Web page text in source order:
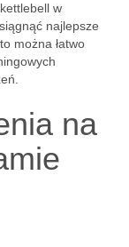
w
najlepsze
można łatwo
na